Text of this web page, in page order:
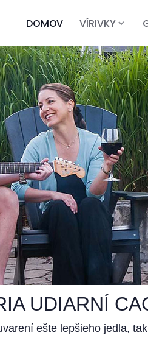
DOMOV VÍRIVKY
UDIARNÍ
ešte lepšieho jedla,